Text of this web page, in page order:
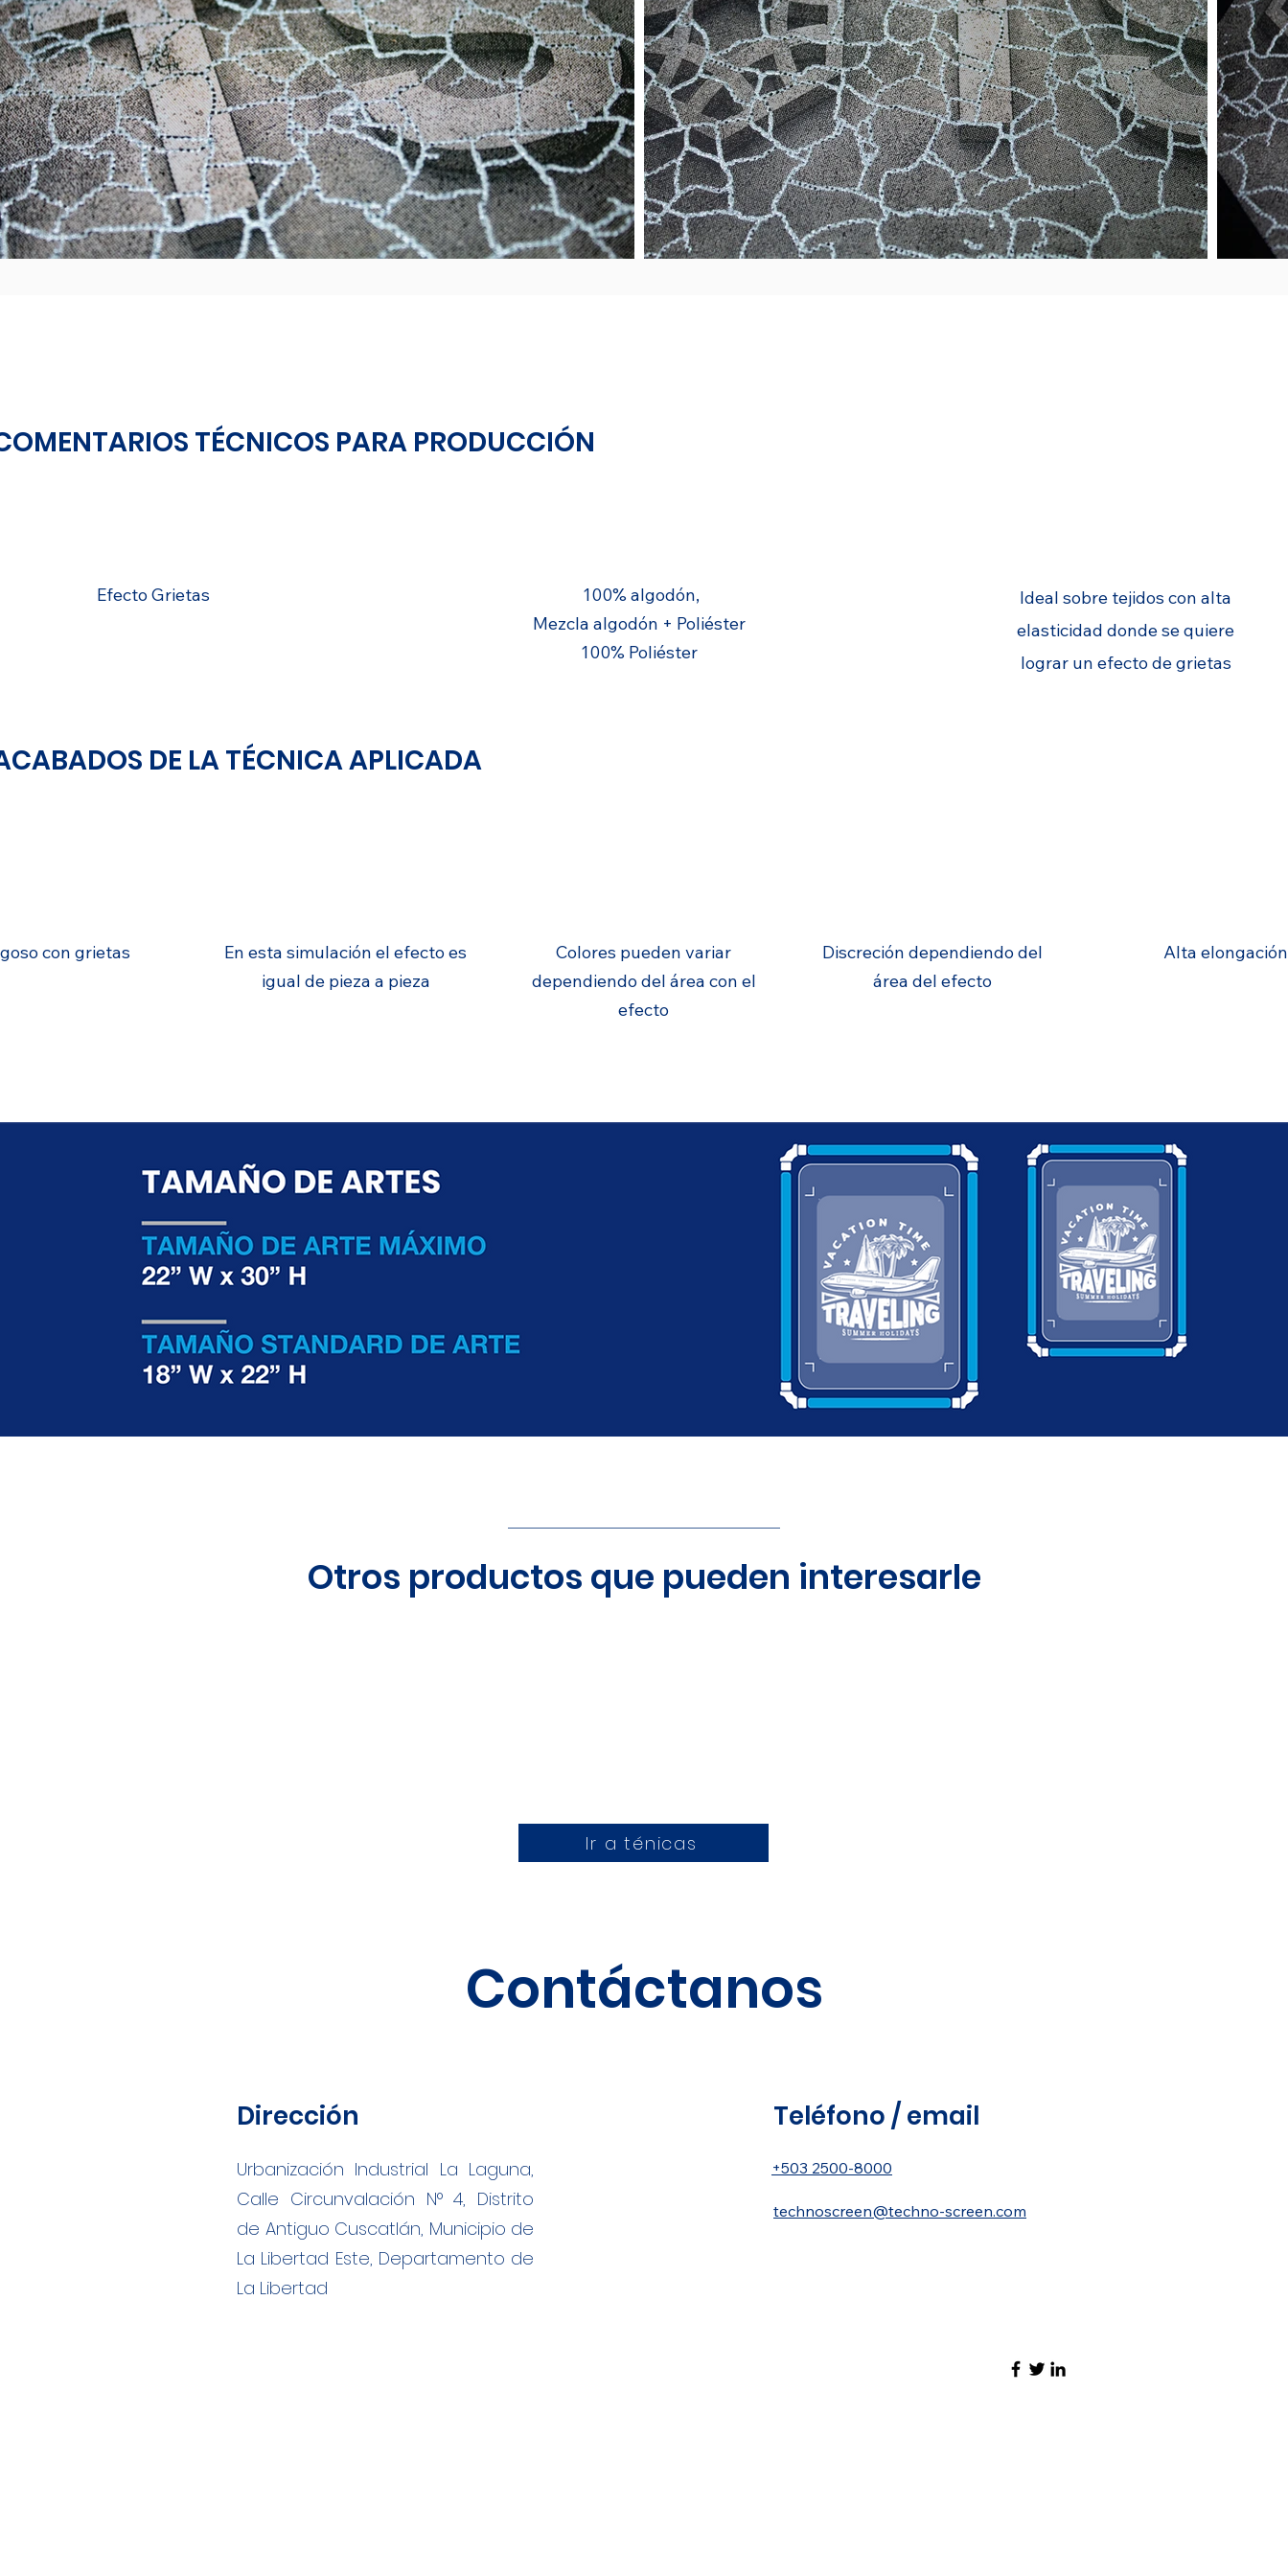
TÉCNICOS PARA PRODUCCIÓN
Efecto Grietas
100% algodón,
Mezcla algodón + Poliéster
100% Poliéster
Ideal sobre tejidos con alta
elasticidad donde se quiere
lograr un efecto de grietas
DE LA TÉCNICA APLICADA
con grietas
En esta simulación el efecto es
igual de pieza a pieza
Colores pueden variar
dependiendo del área con el
efecto
Discreción dependiendo del
área del efecto
Alta elongación
Otros productos que pueden interesarle
Ir a ténicas
Contáctanos
Dirección
Urbanización Industrial La Laguna,
Calle Circunvalación N° 4, Distrito
de Antiguo Cuscatlán, Municipio de
La Libertad Este, Departamento de
La Libertad
Teléfono / email
+503 2500-8000
technoscreen@techno-screen.com